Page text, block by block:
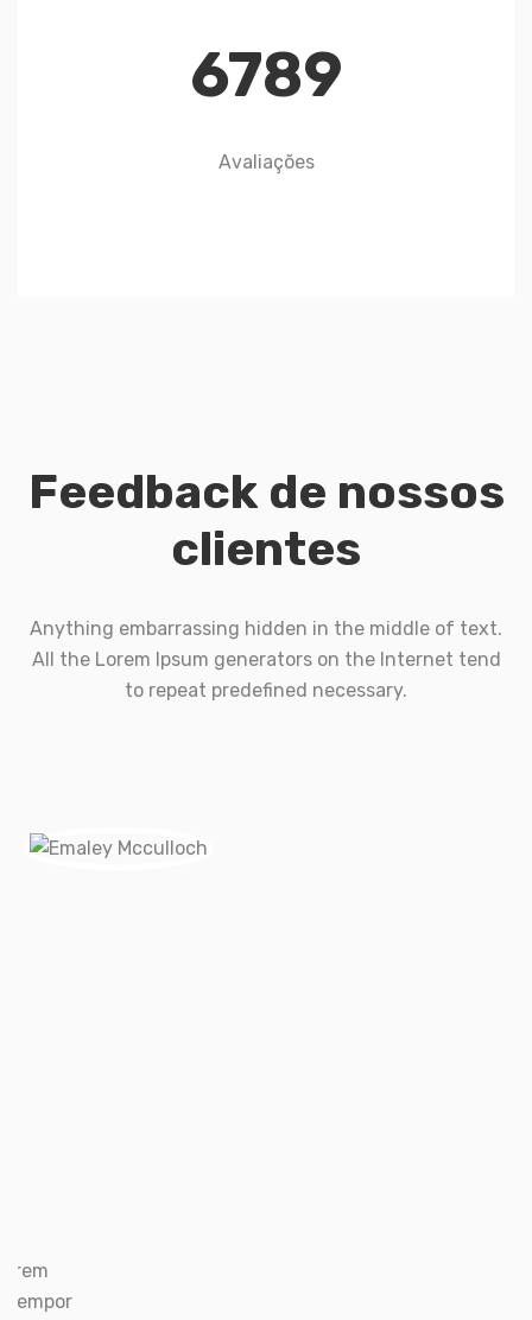
6789
Avaliações
Feedback de nossos
clientes
Anything embarrassing hidden in the middle of text.
All the Lorem Ipsum generators on the Internet tend
to repeat predefined necessary.
tempor